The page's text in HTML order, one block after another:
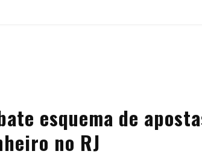
esquema de
no RJ